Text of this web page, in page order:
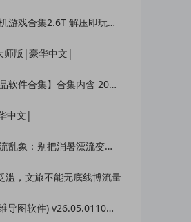
解压即玩 网盘下载 一键端免安装免配置
师版|豪华中文|
】合集内含 2000 +实用工具 【1.5GB】
中文|
别把消暑漂流变成一场冒险赌命
滥，文旅不能无底线博流量
件) v26.05.01105 中文绿色版